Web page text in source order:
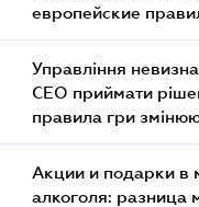
европейские
Управління
СЕО приймати
правила гри
Акции и подарки в
алкоголя: разница